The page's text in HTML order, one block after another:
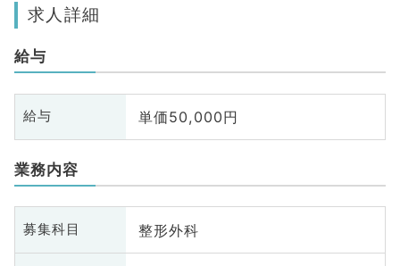
求人詳細
給与
給与 単価50,000円
業務内容
募集科目 整形外科